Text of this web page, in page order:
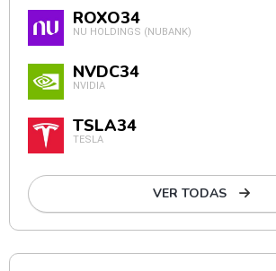
ROXO34
NU HOLDINGS (NUBANK)
NVDC34
NVIDIA
TSLA34
TESLA
VER TODAS